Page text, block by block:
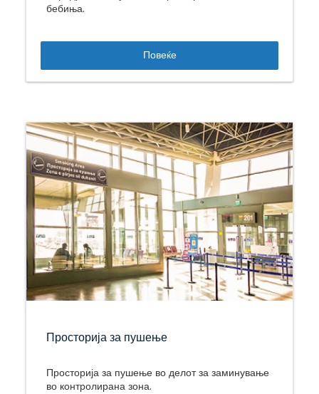
бебиња.
Повеќе
Просторија за пушење
Просторија за пушење во делот за заминување
во контролирана зона.